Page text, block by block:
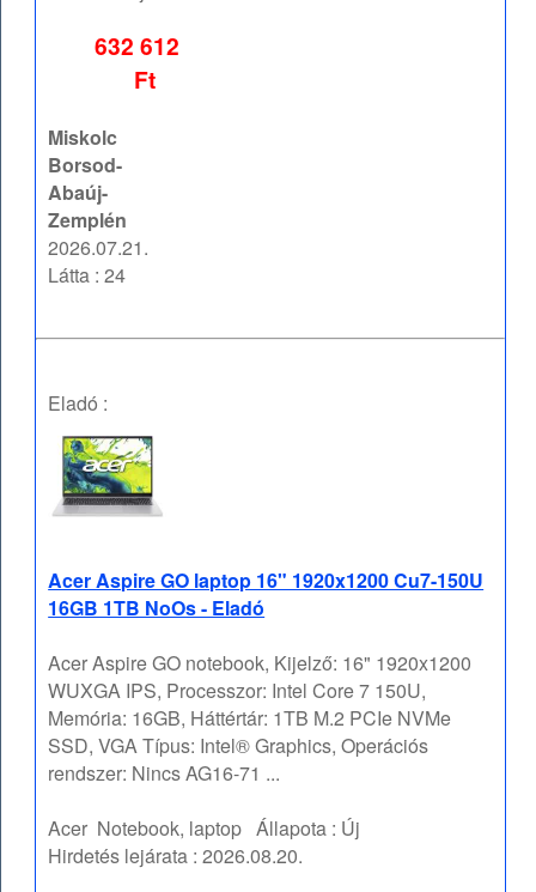
632 612
Ft
Miskolc
Borsod-
Abaúj-
Zemplén
2026.07.21.
Látta : 24
Eladó :
Acer Aspire GO laptop 16" 1920x1200 Cu7-150U
16GB 1TB NoOs - Eladó
Acer Aspire GO notebook, Kijelző: 16" 1920x1200
WUXGA IPS, Processzor: Intel Core 7 150U,
Memória: 16GB, Háttértár: 1TB M.2 PCIe NVMe
SSD, VGA Típus: Intel® Graphics, Operációs
rendszer: Nincs AG16-71 ...
Acer Notebook, laptop Állapota : Új
Hirdetés lejárata :2026.08.20.